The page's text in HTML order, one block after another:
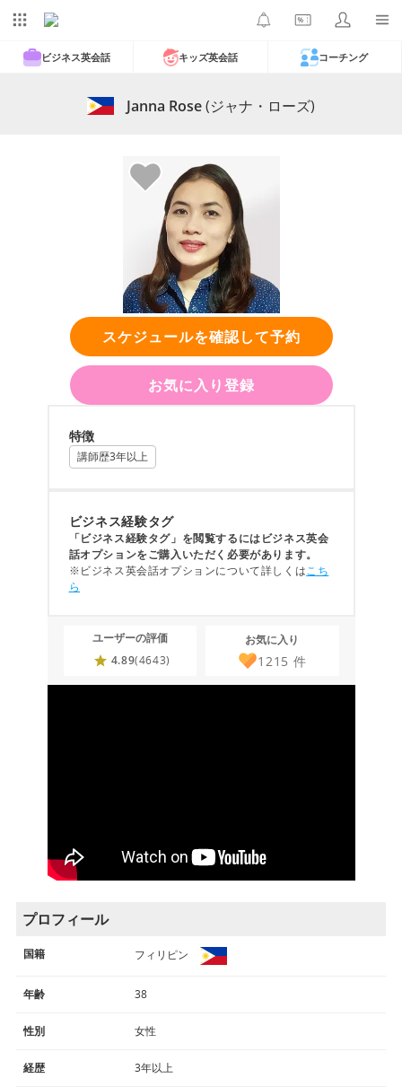
ビジネス英会話 キッズ英会話 コーチング
Janna Rose(ジャナ・ローズ)
スケジュールを確認して予約
お気に入り登録
特徴
講師歴3年以上
ビジネス経験タグ
「ビジネス経験タグ」を閲覧するにはビジネス英会
話オプションをご購入いただく必要があります。
※ビジネス英会話オプションについて詳しくはこち
ら
ユーザーの評価
4.89(4643)
お気に入り
1215 件
プロフィール
国籍 フィリピン
年齢 38
性別 女性
経歴 3年以上